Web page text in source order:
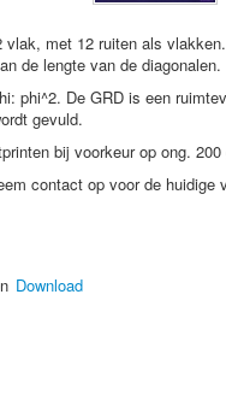
met 12 ruiten als
de lengte van de diagonalen.
phi^2. De GRD is een
gevuld.
bij voorkeur op ong. 200
contact op voor de
Download